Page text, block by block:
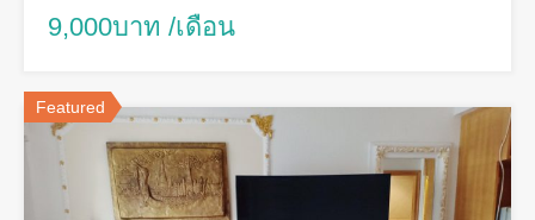
9,000บาท /เดือน
Featured